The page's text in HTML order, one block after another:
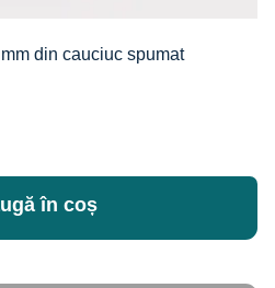
din cauciuc spumat
în coș